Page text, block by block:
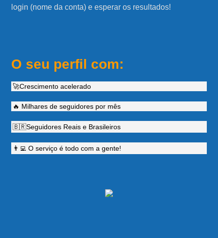
login (nome da conta) e esperar os resultados!
O seu perfil com:
🚀Crescimento acelerado
🔥 Milhares de seguidores por mês
🇧🇷Seguidores Reais e Brasileiros
👨‍💻 O serviço é todo com a gente!